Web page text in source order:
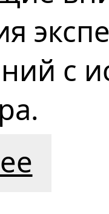
с